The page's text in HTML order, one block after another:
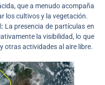
que a menudo acompaña
los cultivos y la vegetación.
La presencia de partículas en
la visibilidad, lo que
otras actividades al aire libre.